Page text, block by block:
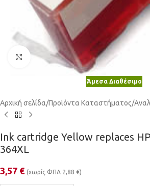
Κλικ για μεγέθυνση
Άμεσα Διαθέσιμο
Αρχική σελίδα/Προϊόντα Καταστήματος/
Ink cartridge Yellow replaces
364XL
3,57 € (χωρίς ΦΠΑ 2,88 €)